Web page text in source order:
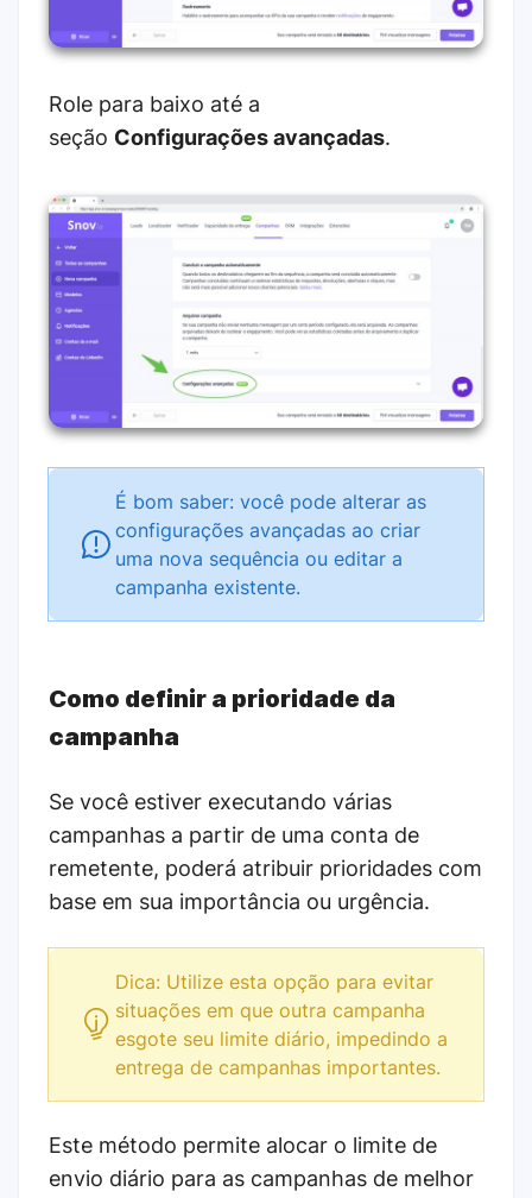
Role para baixo até a
seção Configurações avançadas.
É bom saber: você pode alterar as
configurações avançadas ao criar
uma nova sequência ou editar a
campanha existente.
Como definir a prioridade da
campanha
Se você estiver executando várias
campanhas a partir de uma conta de
remetente, poderá atribuir prioridades com
base em sua importância ou urgência.
Dica: Utilize esta opção para evitar
situações em que outra campanha
esgote seu limite diário, impedindo a
entrega de campanhas importantes.
Este método permite alocar o limite de
envio diário para as campanhas de melhor